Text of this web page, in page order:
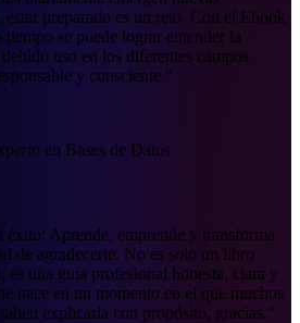
estar preparado es un reto. Con el Ebook
se puede lograr entender la
uso en los diferentes campos
y consciente."
en Bases de Datos
éxito: Aprende, emprende y transforma
de agradecerte. No es solo un libro
es una guía profesional honesta, clara y
nace en un momento en el que muchos
explicarla con propósito, gracias."